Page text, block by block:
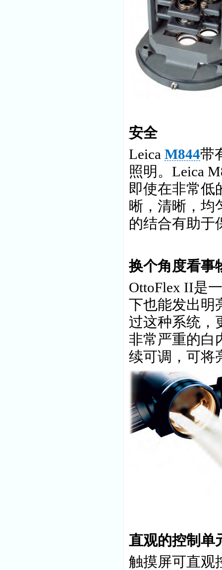
安全
Leica M844带
照明。Leica
即使在非常低
晰，清晰，均
的结合有助于
换个角度看事
OttoFlex II是
下也能发出明
过这种系统，
非常严重的白
续可调，可将
直观的控制单
触摸屏可直观